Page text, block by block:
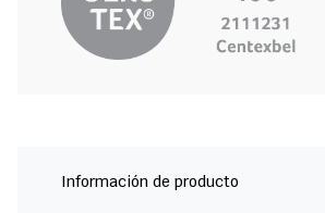
Información de producto